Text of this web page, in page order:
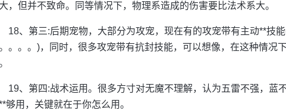
，但并不致命。同等情况下，物理系造成的伤害要比法术系大。
18、第三:后期宠物，大部分为攻宠，现在有的攻宠带有主动**技
。。。)，同时，很多攻宠带有抗封技能，可以想像，在这种情况
19、第四:战术运用。很多方寸对无魔不理解，认为五雷不强，蓝
够用，关键就在于你怎么用。